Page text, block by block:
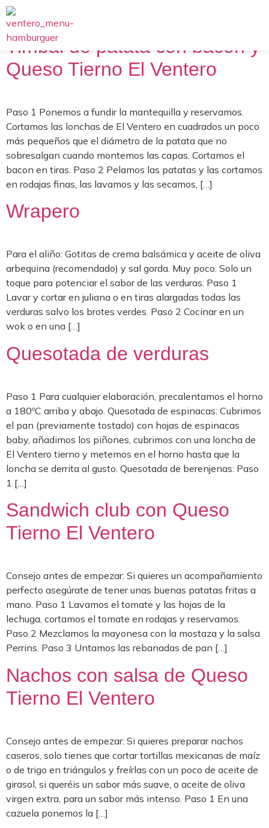
Timbal de patata con bacon y
Queso Tierno El Ventero
Paso 1 Ponemos a fundir la mantequilla y reservamos.
Cortamos las lonchas de El Ventero en cuadrados un poco
más pequeños que el diámetro de la patata que no
sobresalgan cuando montemos las capas. Cortamos el
bacon en tiras. Paso 2 Pelamos las patatas y las cortamos
en rodajas finas, las lavamos y las secamos, […]
Wrapero
Para el aliño: Gotitas de crema balsámica y aceite de oliva
arbequina (recomendado) y sal gorda. Muy poco. Solo un
toque para potenciar el sabor de las verduras. Paso 1
Lavar y cortar en juliana o en tiras alargadas todas las
verduras salvo los brotes verdes. Paso 2 Cocinar en un
wok o en una […]
Quesotada de verduras
Paso 1 Para cualquier elaboración, precalentamos el horno
a 180ºC arriba y abajo. Quesotada de espinacas: Cubrimos
el pan (previamente tostado) con hojas de espinacas
baby, añadimos los piñones, cubrimos con una loncha de
El Ventero tierno y metemos en el horno hasta que la
loncha se derrita al gusto. Quesotada de berenjenas: Paso
1 […]
Sandwich club con Queso
Tierno El Ventero
Consejo antes de empezar: Si quieres un acompañamiento
perfecto asegúrate de tener unas buenas patatas fritas a
mano. Paso 1 Lavamos el tomate y las hojas de la
lechuga, cortamos el tomate en rodajas y reservamos.
Paso 2 Mezclamos la mayonesa con la mostaza y la salsa
Perrins. Paso 3 Untamos las rebanadas de pan […]
Nachos con salsa de Queso
Tierno El Ventero
Consejo antes de empezar: Si quieres preparar nachos
caseros, solo tienes que cortar tortillas mexicanas de maíz
o de trigo en triángulos y freírlas con un poco de aceite de
girasol, si queréis un sabor más suave, o aceite de oliva
virgen extra, para un sabor más intenso. Paso 1 En una
cazuela ponemos la […]